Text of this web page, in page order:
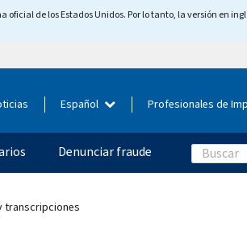
de los Estados Unidos. Por lo tanto, la versión en
Español Profesionales de
Denunciar fraude Search
transcripciones